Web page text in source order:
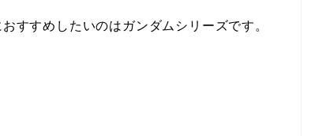
すすめしたいのはガンダムシリーズです。